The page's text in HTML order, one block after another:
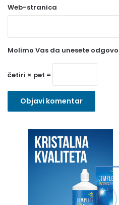
v
z
n
o
Web-stranica
Molimo Vas da unesete
četiri × pet =